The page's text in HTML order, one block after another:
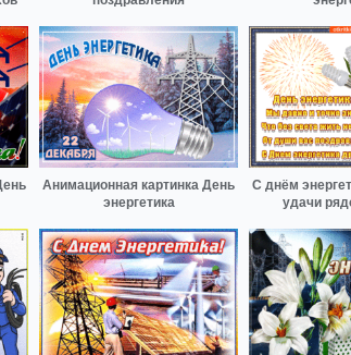
Анимационная картинка День
энергетика
С днём
удачи